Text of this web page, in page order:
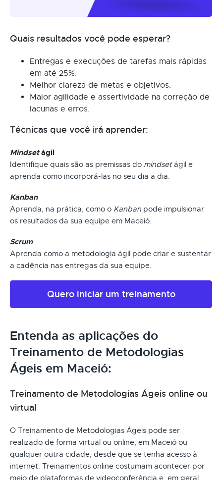
Quais resultados você pode esperar?
Entregas e execuções de tarefas mais rápidas
em até 25%.
Melhor clareza de metas e objetivos.
Maior agilidade e assertividade na correção de
lacunas e erros.
Técnicas que você irá aprender:
Mindsetágil
Identifique quais são as premissas do mindsetágil e
aprenda como incorporá-las no seu dia a dia.
Kanban
Aprenda, na prática, como o Kanban pode impulsionar
os resultados da sua equipe em Maceió.
Scrum
Aprenda como a metodologia ágil pode criar e sustentar
a cadência nas entregas da sua equipe.
Quero iniciar um treinamento
Entenda as aplicações do
Treinamento de Metodologias
Ágeis em Maceió:
Treinamento de Metodologias Ágeis online ou
virtual
O Treinamento de Metodologias Ágeis pode ser
realizado de forma virtual ou online, em Maceió ou
qualquer outra cidade, desde que se tenha acesso à
internet. Treinamentos online costumam acontecer por
meio de plataformas de videoconferência e, em geral,